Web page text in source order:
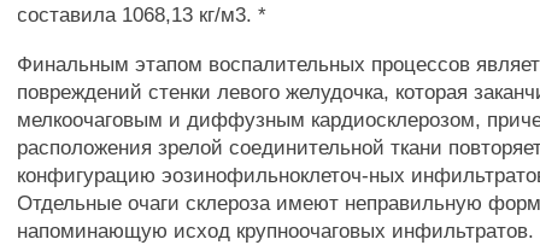
составила 1068,13 кг/м3. *
Финальным этапом воспалительных процессов
повреждений стенки левого желудочка, которая
мелкоочаговым и диффузным кардиосклерозом,
расположения зрелой соединительной ткани
конфигурацию эозинофильноклеточ-ных
Отдельные очаги склероза имеют неправильную
напоминающую исход крупноочаговых